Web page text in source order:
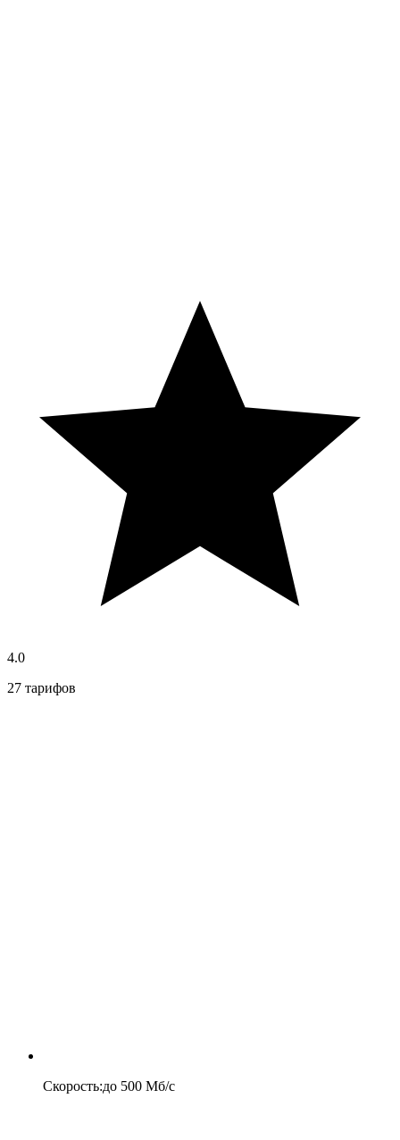
4.0
27 тарифов
Скорость:до 500 Мб/c